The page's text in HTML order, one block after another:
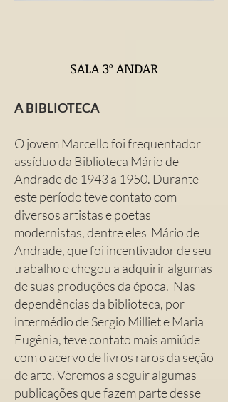
SALA 3º ANDAR
A BIBLIOTECA
O jovem Marcello foi frequentador
assíduo da Biblioteca Mário de
Andrade de 1943 a 1950. Durante
este período teve contato com
diversos artistas e poetas
modernistas, dentre eles Mário de
Andrade, que foi incentivador de seu
trabalho e chegou a adquirir algumas
de suas produções da época. Nas
dependências da biblioteca, por
intermédio de Sergio Milliet e Maria
Eugênia, teve contato mais amiúde
com o acervo de livros raros da seção
de arte. Veremos a seguir algumas
publicações que fazem parte desse